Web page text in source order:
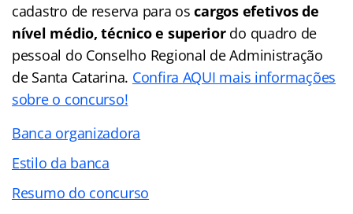
cadastro de reserva para oscargos efetivos de
nível médio, técnico e superiordo quadro de
pessoal do Conselho Regional de Administração
de Santa Catarina. Confira AQUI mais informações
sobre o concurso!
Banca organizadora
Estilo da banca
Resumo do concurso